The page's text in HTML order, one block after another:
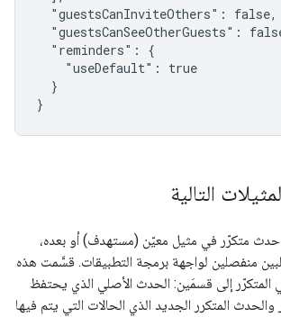
  "guestsCanInviteOthers": false,
"guestsCanSeeOtherGuests":
  "reminders": {
    "useDefault": true
  }
}
التالية
حدث متكرّر في مثيل معيّن (مستهدف) أو بعده،
منفصلين لواجهة برمجة التطبيقات. قسَّمت هذه
المتكرّر إلى قسمَين: الحدث الأصلي الذي يحتفظ
والحدث المتكرر الجديد الذي الحالات التي يتم فيها